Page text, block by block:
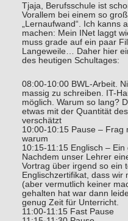
Tjaja, Berufsschule ist
Vorallem bei einem so
„Lernaufwand“. Ich kanns
machen: Mein INet laggt
muss grade auf ein paar
Langeweile… Daher hier
des heutigen Schultages:
08:00-10:00 BWL-Arbeit.
massig zu schreiben. IT-
möglich. Warum so lang?
etwas mit der Quantität
verschätzt
10:00-10:15 Pause – Frag
warum
10:15-11:15 Englisch – Ein
Nachdem unser Lehrer
Vortrag über irgend so ein
Englischzertifikat, dass wir
(aber vermutlich keiner
gehalten hat war dann
genug Zeit für Unterricht.
11:00-11:15 Fast Pause